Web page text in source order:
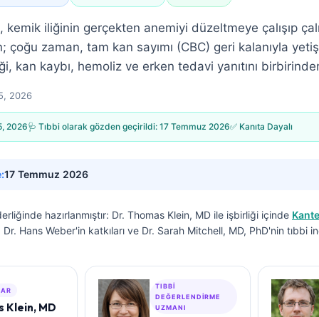
iliğinin gerçekten anemiyi düzeltmeye çalışıp
çoğu zaman, tam kan sayımı (CBC) geri kalanıyla
kan kaybı, hemoliz ve erken tedavi yanıtını
2026
2026🩺 Tıbbi olarak gözden geçirildi: 17 Temmuz 2026✅ Kanıta Dayalı
17 Temmuz 2026
hazırlanmıştır: Dr. Thomas Klein, MD ile işbirliği içinde
Dr. Hans Weber'in katkıları ve Dr. Sarah Mitchell, MD, PhD'nin tıbbi
Klein, MD
TIBBI
DEĞERLENDIRME
UZMANI